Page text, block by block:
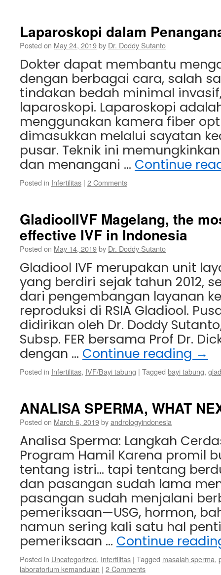
Laparoskopi dalam
Posted on May 24, 2019by Dr. Doddy Sutanto
Dokter dapat membantu
dengan berbagai cara, salah
tindakan bedah minimal
laparoskopi. Laparoskopi
menggunakan kamera fiber
dimasukkan melalui sayatan
pusar. Teknik ini
dan menangani … Continue
Posted in Infertilitas | 2 Comments
GladioolIVF Magelang, the
effective IVF in Indonesia
Posted on May 14, 2019by Dr. Doddy Sutanto
Gladiool IVF merupakan unit
yang berdiri sejak tahun 2012,
dari pengembangan layanan
reproduksi di RSIA Gladiool.
didirikan oleh Dr. Doddy Sutanto,
Subsp. FER bersama Prof Dr.
dengan … Continue reading →
Posted in Infertilitas, IVF/Bayi tabung | Tagged bayi tabung,
ANALISA SPERMA, WHAT
Posted on March 6, 2019byandrologyindonesia
Analisa Sperma: Langkah
Program Hamil Karena promil
tentang istri… tapi tentang
dan pasangan sudah lama
pasangan sudah menjalani
pemeriksaan—USG, hormon,
namun sering kali satu hal
pemeriksaan … Continue
Posted in Uncategorized, Infertilitas | Tagged masalah sperma,
laboratorium kemandulan | 2 Comments